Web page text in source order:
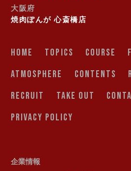
大阪府
焼肉ぽんが 心斎橋店
HOME TOPICS COURSE
ATMOSPHERE
CONTENTS
RECRUIT
TAKE OUT
PRIVACY POLICY
企業情報